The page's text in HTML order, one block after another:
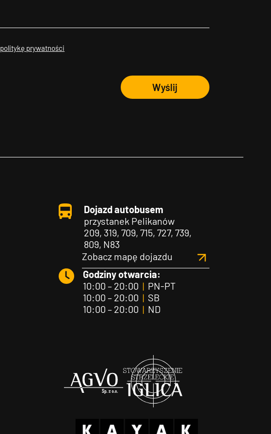
politykę prywatności
Wyślij
Dojazd autobusem
przystanek Pelikanów
209, 319, 709, 715, 727, 739,
809, N83
Zobacz mapę dojazdu
Godziny otwarcia:
10:00 – 20:00 |PN-PT
10:00 – 20:00 |SB
10:00 – 20:00 |ND
Agvo Iglica